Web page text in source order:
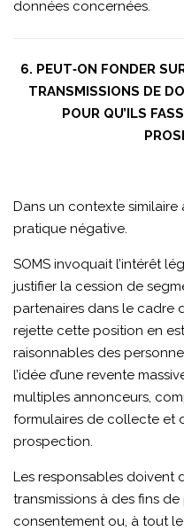
données concernées.
6. PEUT‑ON FONDER
TRANSMISSIONS DE
POUR QU’ILS
Dans un contexte similaire
pratique négative.
SOMS invoquait l’intérêt
justifier la cession de
partenaires dans le cadre
rejette cette position en
raisonnables des
l’idée d’une revente
multiples annonceurs,
formulaires de collecte et
prospection.
Les responsables doivent
transmissions à des fins
consentement ou, à tout